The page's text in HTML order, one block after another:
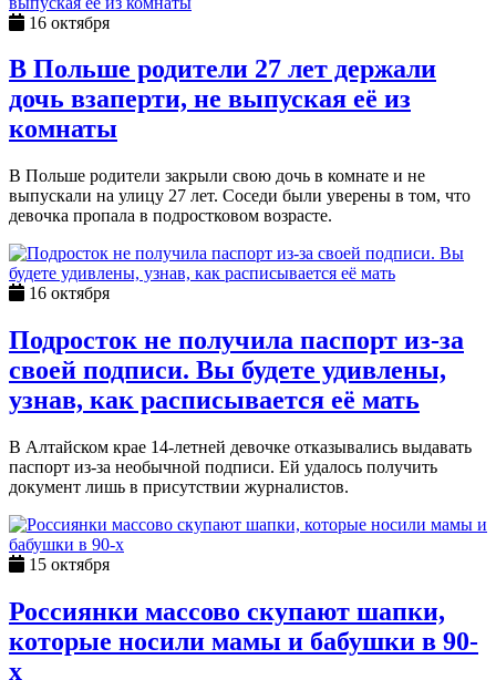
16 октября
В Польше родители 27 лет держали
дочь взаперти, не выпуская её из
комнаты
В Польше родители закрыли свою дочь в комнате и не
выпускали на улицу 27 лет. Соседи были уверены в том, что
девочка пропала в подростковом возрасте.
16 октября
Подросток не получила паспорт из-за
своей подписи. Вы будете удивлены,
узнав, как расписывается её мать
В Алтайском крае 14-летней девочке отказывались выдавать
паспорт из-за необычной подписи. Ей удалось получить
документ лишь в присутствии журналистов.
15 октября
Россиянки массово скупают шапки,
которые носили мамы и бабушки в 90-
х